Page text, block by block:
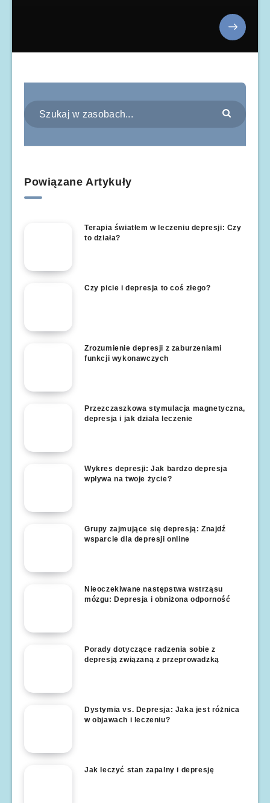
Powiązane Artykuły
Terapia światłem w leczeniu depresji: Czy
to działa?
Czy picie i depresja to coś złego?
Zrozumienie depresji z zaburzeniami
funkcji wykonawczych
Przezczaszkowa stymulacja magnetyczna,
depresja i jak działa leczenie
Wykres depresji: Jak bardzo depresja
wpływa na twoje życie?
Grupy zajmujące się depresją: Znajdź
wsparcie dla depresji online
Nieoczekiwane następstwa wstrząsu
mózgu: Depresja i obniżona odporność
Porady dotyczące radzenia sobie z
depresją związaną z przeprowadzką
Dystymia vs. Depresja: Jaka jest różnica
w objawach i leczeniu?
Jak leczyć stan zapalny i depresję